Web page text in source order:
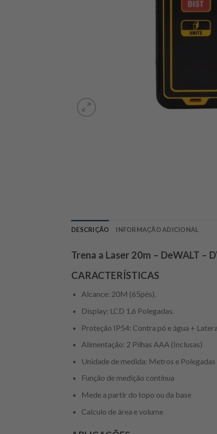
DESCRIÇÃO INFORMAÇÃO ADICIONAL
Trena a Laser 20m – DeWALT –
CARACTERÍSTICAS
Alcance: 20M (65pés).
Display: LCD 1,6 Polegadas.
Proteção IP54: Contra pó e água +
Alimentação: 2 Pilhas AAA (Inclusas)
Unidade de medida: Metros e Polegadas
Função de medição contínua
Mede a partir do topo ou da base
Calculo de área e volume